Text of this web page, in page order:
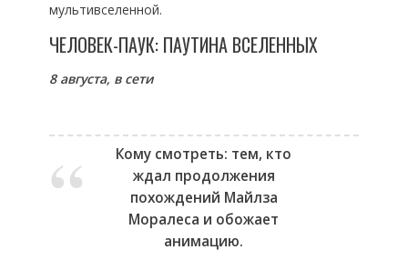
мультивселенной.
ЧЕЛОВЕК-ПАУК: ПАУТИНА ВСЕЛЕННЫХ
8 августа, в сети
Кому смотреть: тем, кто
ждал продолжения
похождений Майлза
Моралеса и обожает
анимацию.